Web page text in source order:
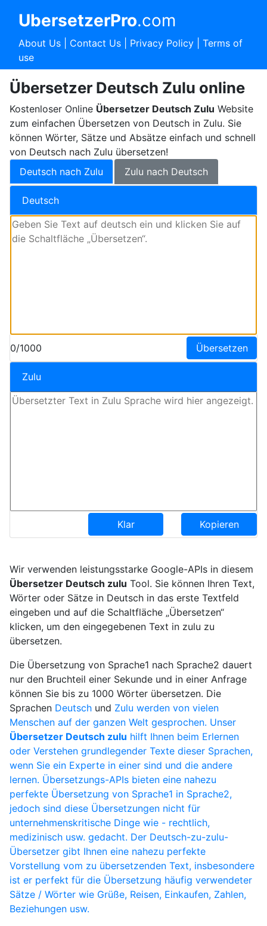
UbersetzerPro.com
About Us| Contact Us| Privacy Policy| Terms of
use
Übersetzer Deutsch Zulu online
Kostenloser Online Übersetzer Deutsch Zulu Website
zum einfachen Übersetzen von Deutsch in Zulu. Sie
können Wörter, Sätze und Absätze einfach und schnell
von Deutsch nach Zulu übersetzen!
Deutsch nach Zulu
Zulu nach Deutsch
Deutsch
0/1000 Übersetzen
Zulu
Klar Kopieren
Wir verwenden leistungsstarke Google-APIs in diesem
Übersetzer Deutsch zulu Tool. Sie können Ihren Text,
Wörter oder Sätze in Deutsch in das erste Textfeld
eingeben und auf die Schaltfläche „Übersetzen“
klicken, um den eingegebenen Text in zulu zu
übersetzen.
Die Übersetzung von Sprache1 nach Sprache2 dauert
nur den Bruchteil einer Sekunde und in einer Anfrage
können Sie bis zu 1000 Wörter übersetzen. Die
Sprachen Deutschund Zulu werden von vielen
Menschen auf der ganzen Welt gesprochen. Unser
Übersetzer Deutsch zulu hilft Ihnen beim Erlernen
oder Verstehen grundlegender Texte dieser Sprachen,
wenn Sie ein Experte in einer sind und die andere
lernen. Übersetzungs-APIs bieten eine nahezu
perfekte Übersetzung von Sprache1 in Sprache2,
jedoch sind diese Übersetzungen nicht für
unternehmenskritische Dinge wie - rechtlich,
medizinisch usw. gedacht. Der Deutsch-zu-zulu-
Übersetzer gibt Ihnen eine nahezu perfekte
Vorstellung vom zu übersetzenden Text, insbesondere
ist er perfekt für die Übersetzung häufig verwendeter
Sätze / Wörter wie Grüße, Reisen, Einkaufen, Zahlen,
Beziehungen usw.